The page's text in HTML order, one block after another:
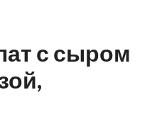
с сыром